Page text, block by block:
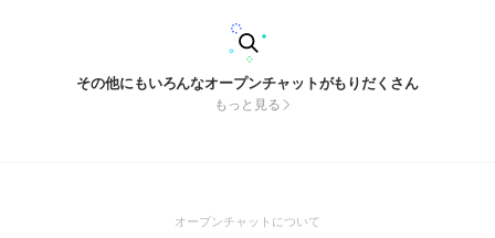
その他にもいろんなオープンチャットがもりだくさん
もっと見る
オープンチャットについて